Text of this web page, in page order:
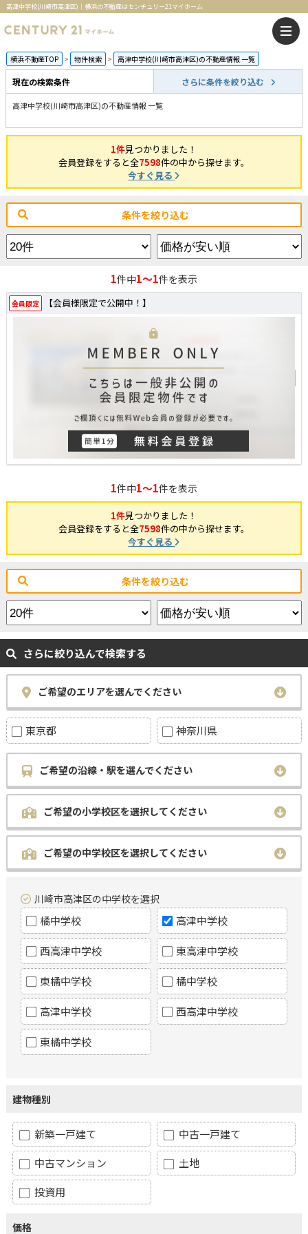
高津中学校(川崎市高津区)｜横浜の不動産はセンチュリー21マイホーム
横浜不動産TOP 物件検索 高津中学校(川崎市高津区)の不動産情報 一覧
現在の検索条件 さらに条件を絞り込む
高津中学校(川崎市高津区)の不動産情報 一覧
1件見つかりました！
会員登録をすると全7598件の中から探せます。
今すぐ見る
条件を絞り込む
1件中1～1件を表示
会員限定 【会員様限定で公開中！】
1件中1～1件を表示
1件見つかりました！
会員登録をすると全7598件の中から探せます。
今すぐ見る
条件を絞り込む
さらに絞り込んで検索する
ご希望のエリアを選んでください
東京都 神奈川県
ご希望の沿線・駅を選んでください
ご希望の小学校区を選択してください
ご希望の中学校区を選択してください
川崎市高津区の中学校を選択
橘中学校 高津中学校
西高津中学校 東高津中学校
東橘中学校 橘中学校
高津中学校 西高津中学校
東橘中学校
建物種別
新築一戸建て
中古一戸建て
中古マンション
土地
投資用
価格